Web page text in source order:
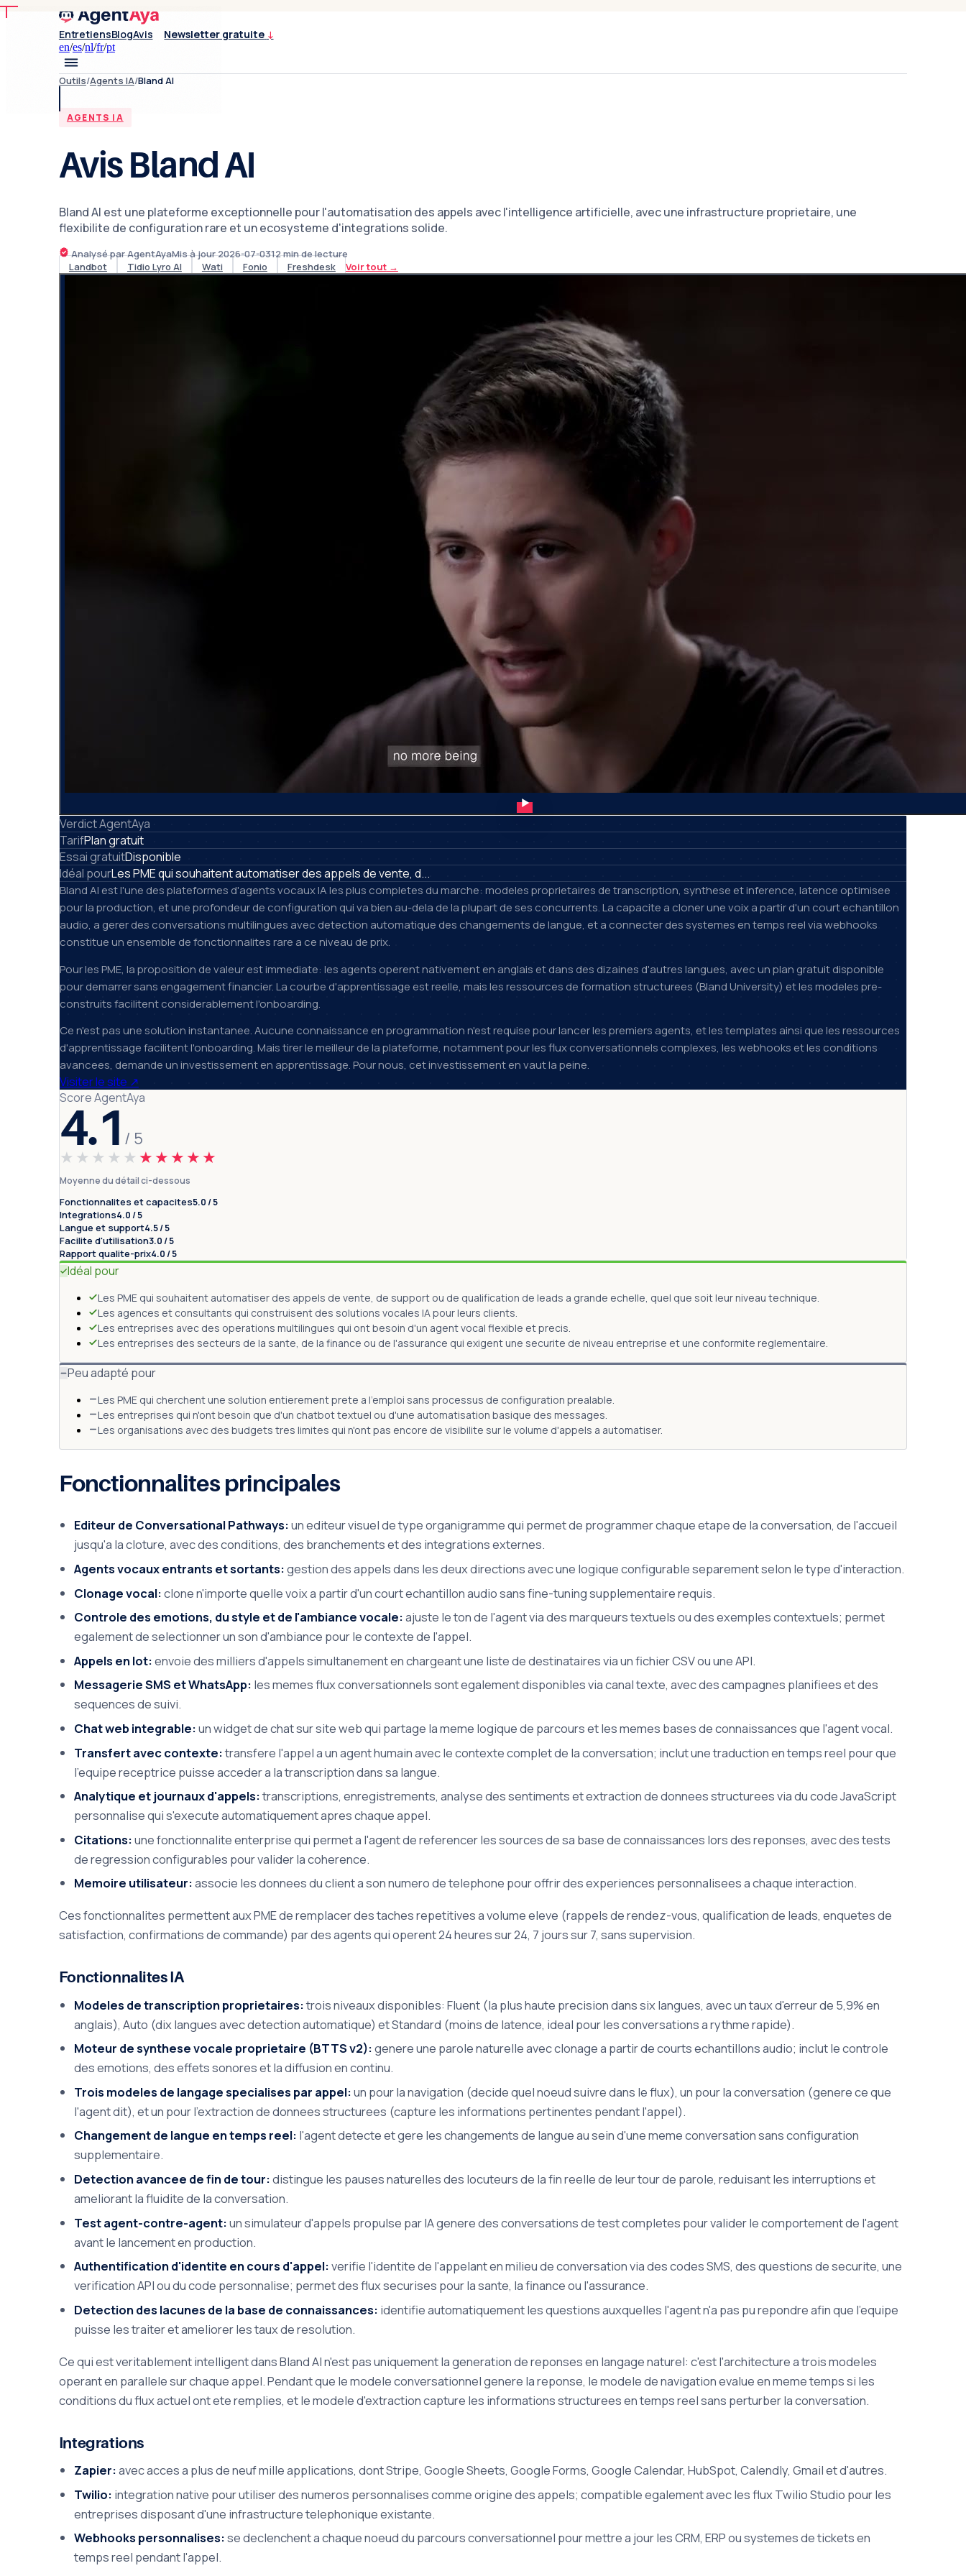
EntretiensBlogAvis Newsletter gratuite ↓
en/es/nl/fr/pt
Outils/Agents IA/Bland AI
AGENTS IA
Avis Bland AI
Bland AI est une plateforme exceptionnelle pour l'automatisation des appels avec l'intelligence artificielle, avec une infrastructure proprietaire, une
flexibilite de configuration rare et un ecosysteme d'integrations solide.
Analysé par AgentAyaMis à jour2026-07-0312min de lecture
Landbot
Tidio Lyro AI Wati Fonio Freshdesk Voir tout→
Verdict AgentAya
TarifPlan gratuit
Essai gratuitDisponible
Idéal pourLes PME qui souhaitent automatiser des appels de vente, d...
Bland AI est l'une des plateformes d'agents vocaux IA les plus completes du marche: modeles proprietaires de transcription, synthese et inference, latence optimisee
pour la production, et une profondeur de configuration qui va bien au-dela de la plupart de ses concurrents. La capacite a cloner une voix a partir d'un court echantillon
audio, a gerer des conversations multilingues avec detection automatique des changements de langue, et a connecter des systemes en temps reel via webhooks
constitue un ensemble de fonctionnalites rare a ce niveau de prix.
Pour les PME, la proposition de valeur est immediate: les agents operent nativement en anglais et dans des dizaines d'autres langues, avec un plan gratuit disponible
pour demarrer sans engagement financier. La courbe d'apprentissage est reelle, mais les ressources de formation structurees (Bland University) et les modeles pre-
construits facilitent considerablement l'onboarding.
Ce n'est pas une solution instantanee. Aucune connaissance en programmation n'est requise pour lancer les premiers agents, et les templates ainsi que les ressources
d'apprentissage facilitent l'onboarding. Mais tirer le meilleur de la plateforme, notamment pour les flux conversationnels complexes, les webhooks et les conditions
avancees, demande un investissement en apprentissage. Pour nous, cet investissement en vaut la peine.
Visiter le site ↗
Score AgentAya
4.1 / 5
★★★★★ ★★★★★
Moyenne du détail ci-dessous
Fonctionnalites et capacites5.0 / 5
Integrations4.0 / 5
Langue et support4.5 / 5
Facilite d'utilisation3.0 / 5
Rapport qualite-prix4.0 / 5
Idéal pour
Les PME qui souhaitent automatiser des appels de vente, de support ou de qualification de leads a grande echelle, quel que soit leur niveau technique.
Les agences et consultants qui construisent des solutions vocales IA pour leurs clients.
Les entreprises avec des operations multilingues qui ont besoin d'un agent vocal flexible et precis.
Les entreprises des secteurs de la sante, de la finance ou de l'assurance qui exigent une securite de niveau entreprise et une conformite reglementaire.
Peu adapté pour
Les PME qui cherchent une solution entierement prete a l'emploi sans processus de configuration prealable.
Les entreprises qui n'ont besoin que d'un chatbot textuel ou d'une automatisation basique des messages.
Les organisations avec des budgets tres limites qui n'ont pas encore de visibilite sur le volume d'appels a automatiser.
Fonctionnalites principales
Editeur de Conversational Pathways:un editeur visuel de type organigramme qui permet de programmer chaque etape de la conversation, de l'accueil
jusqu'a la cloture, avec des conditions, des branchements et des integrations externes.
Agents vocaux entrants et sortants:gestion des appels dans les deux directions avec une logique configurable separement selon le type d'interaction.
Clonage vocal:clone n'importe quelle voix a partir d'un court echantillon audio sans fine-tuning supplementaire requis.
Controle des emotions, du style et de l'ambiance vocale:ajuste le ton de l'agent via des marqueurs textuels ou des exemples contextuels; permet
egalement de selectionner un son d'ambiance pour le contexte de l'appel.
Appels en lot:envoie des milliers d'appels simultanement en chargeant une liste de destinataires via un fichier CSV ou une API.
Messagerie SMS et WhatsApp: les memes flux conversationnels sont egalement disponibles via canal texte, avec des campagnes planifiees et des
sequences de suivi.
Chat web integrable:un widget de chat sur site web qui partage la meme logique de parcours et les memes bases de connaissances que l'agent vocal.
Transfert avec contexte:transfere l'appel a un agent humain avec le contexte complet de la conversation; inclut une traduction en temps reel pour que
l'equipe receptrice puisse acceder a la transcription dans sa langue.
Analytique et journaux d'appels:transcriptions, enregistrements, analyse des sentiments et extraction de donnees structurees via du code JavaScript
personnalise qui s'execute automatiquement apres chaque appel.
Citations:une fonctionnalite enterprise qui permet a l'agent de referencer les sources de sa base de connaissances lors des reponses, avec des tests
de regression configurables pour valider la coherence.
Memoire utilisateur:associe les donnees du client a son numero de telephone pour offrir des experiences personnalisees a chaque interaction.
Ces fonctionnalites permettent aux PME de remplacer des taches repetitives a volume eleve (rappels de rendez-vous, qualification de leads, enquetes de
satisfaction, confirmations de commande) par des agents qui operent 24 heures sur 24, 7 jours sur 7, sans supervision.
Fonctionnalites IA
Modeles de transcription proprietaires:trois niveaux disponibles: Fluent (la plus haute precision dans six langues, avec un taux d'erreur de 5,9% en
anglais), Auto (dix langues avec detection automatique) et Standard (moins de latence, ideal pour les conversations a rythme rapide).
Moteur de synthese vocale proprietaire (BTTS v2):genere une parole naturelle avec clonage a partir de courts echantillons audio; inclut le controle
des emotions, des effets sonores et la diffusion en continu.
Trois modeles de langage specialises par appel:un pour la navigation (decide quel noeud suivre dans le flux), un pour la conversation (genere ce que
l'agent dit), et un pour l'extraction de donnees structurees (capture les informations pertinentes pendant l'appel).
Changement de langue en temps reel: l'agent detecte et gere les changements de langue au sein d'une meme conversation sans configuration
supplementaire.
Detection avancee de fin de tour:distingue les pauses naturelles des locuteurs de la fin reelle de leur tour de parole, reduisant les interruptions et
ameliorant la fluidite de la conversation.
Test agent-contre-agent:un simulateur d'appels propulse par IA genere des conversations de test completes pour valider le comportement de l'agent
avant le lancement en production.
Authentification d'identite en cours d'appel:verifie l'identite de l'appelant en milieu de conversation via des codes SMS, des questions de securite, une
verification API ou du code personnalise; permet des flux securises pour la sante, la finance ou l'assurance.
Detection des lacunes de la base de connaissances: identifie automatiquement les questions auxquelles l'agent n'a pas pu repondre afin que l'equipe
puisse les traiter et ameliorer les taux de resolution.
Ce qui est veritablement intelligent dans Bland AI n'est pas uniquement la generation de reponses en langage naturel: c'est l'architecture a trois modeles
operant en parallele sur chaque appel. Pendant que le modele conversationnel genere la reponse, le modele de navigation evalue en meme temps si les
conditions du flux actuel ont ete remplies, et le modele d'extraction capture les informations structurees en temps reel sans perturber la conversation.
Integrations
Zapier:avec acces a plus de neuf mille applications, dont Stripe, Google Sheets, Google Forms, Google Calendar, HubSpot, Calendly, Gmail et d'autres.
Twilio: integration native pour utiliser des numeros personnalises comme origine des appels; compatible egalement avec les flux Twilio Studio pour les
entreprises disposant d'une infrastructure telephonique existante.
Webhooks personnalises:se declenchent a chaque noeud du parcours conversationnel pour mettre a jour les CRM, ERP ou systemes de tickets en
temps reel pendant l'appel.